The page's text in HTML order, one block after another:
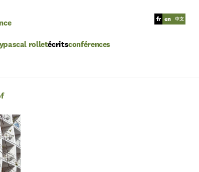
pascal rolletécritsconférences
fr en 中文